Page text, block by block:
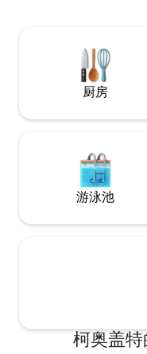
@michaelkopinski ，
@tobschu。 Nettle Fields周围环绕着1英
亩的花园。附近有几条
花园和一家带新水疗中
霍尔斯姆（Horsham）
塞克斯乡村，最好有一
而，步行或乘坐出租车
Leonardslee和South
厨房
游泳池
柯奥盖